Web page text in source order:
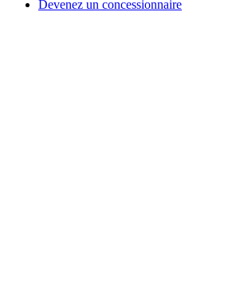
Devenez un concessionnaire